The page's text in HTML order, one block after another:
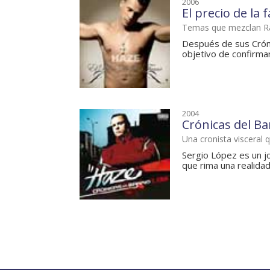
El precio de la
Temas que mezclan
Después de sus
objetivo de
2004
Crónicas del
Una cronista visceral
Sergio López es un
que rima una